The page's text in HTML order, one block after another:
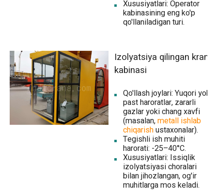
Xususiyatlari: Operator
kabinasining eng ko'p
qo'llaniladigan turi.
Izolyatsiya qilingan kran
kabinasi
Qo'llash joylari: Yuqori yoki
past haroratlar, zararli
gazlar yoki chang xavfi
(masalan,metall ishlab
chiqarishustaxonalar).
Tegishli ish muhiti
harorati: -25–40°C.
Xususiyatlari: Issiqlik
izolyatsiyasi choralari
bilan jihozlangan, og'ir
muhitlarga mos keladi.